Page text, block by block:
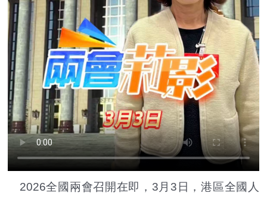
2026全國兩會召開在即，3月3日，港區全國人